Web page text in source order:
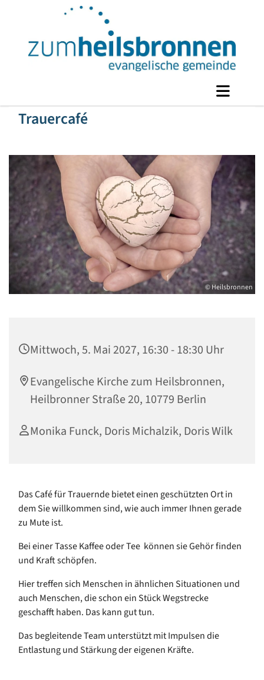
Trauercafé
© Heilsbronnen
Mittwoch, 5. Mai 2027, 16:30 - 18:30 Uhr
Evangelische Kirche zum Heilsbronnen,
Heilbronner Straße 20, 10779 Berlin
Monika Funck, Doris Michalzik, Doris Wilk
Das Café für Trauernde bietet einen geschützten Ort in
dem Sie willkommen sind, wie auch immer Ihnen gerade
zu Mute ist.
Bei einer Tasse Kaffee oder Tee können sie Gehör finden
und Kraft schöpfen.
Hier treffen sich Menschen in ähnlichen Situationen und
auch Menschen, die schon ein Stück Wegstrecke
geschafft haben. Das kann gut tun.
Das begleitende Team unterstützt mit Impulsen die
Entlastung und Stärkung der eigenen Kräfte.